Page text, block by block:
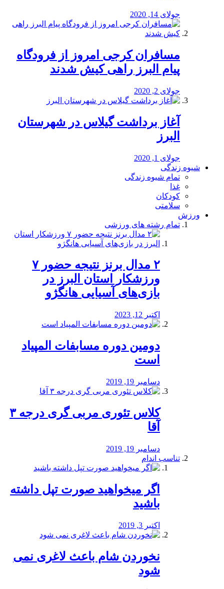
جولای 14, 2020
مسافران کرجی امروز از فرودگاه
پیام البرز راهی کیش شدند
جولای 2, 2020
آغاز برداشت گیلاس در شهرستان
البرز
جولای 1, 2020
شیوه زندگی
تمام شیوه زندگی
غذا
کودکان
سلامتی
ورزش
تمام رشته های ورزشی
۲ مدال برنز نتیجه حضور ۷
ورزشکار استان البرز در
بازی‌های آسیایی هانگژو
اکتبر 12, 2023
دومین دوره مسابفات المپیاد
است
دسامبر 19, 2019
کلاس تئوری مربی گری درجه ۳
آقا
دسامبر 19, 2019
تناسب اندام
اگر میخواهید صورت تپل داشته
باشید
اکتبر 3, 2019
نخوردن شام باعث لاغری نمی
‌شود